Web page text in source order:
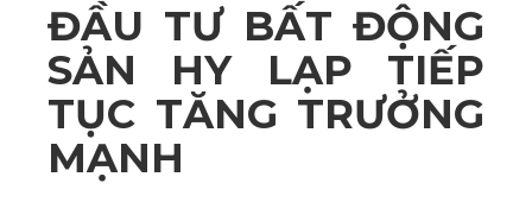
ĐẦU TƯ BẤT ĐỘNG
SẢN HY LẠP TIẾP
TỤC TĂNG TRƯỞNG
MẠNH